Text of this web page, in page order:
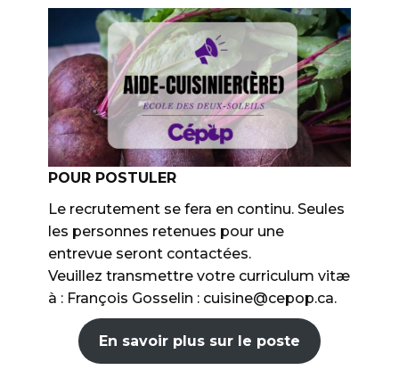
POUR POSTULER
Le recrutement se fera en continu. Seules
les personnes retenues pour une
entrevue seront contactées.
Veuillez transmettre votre curriculum vitæ
à : François Gosselin : cuisine@cepop.ca.
En savoir plus sur le poste